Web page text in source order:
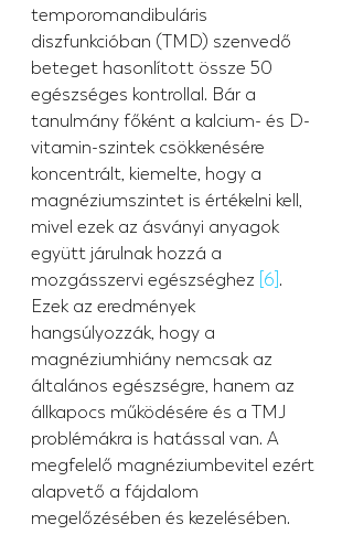
temporomandibuláris
diszfunkcióban (TMD) szenvedő
beteget hasonlított össze 50
egészséges kontrollal. Bár a
tanulmány főként a kalcium- és D-
vitamin-szintek csökkenésére
koncentrált, kiemelte, hogy a
magnéziumszintet is értékelni kell,
mivel ezek az ásványi anyagok
együtt járulnak hozzá a
mozgásszervi egészséghez [6] .
Ezek az eredmények
hangsúlyozzák, hogy a
magnéziumhiány nemcsak az
általános egészségre, hanem az
állkapocs működésére és a TMJ
problémákra is hatással van. A
megfelelő magnéziumbevitel ezért
alapvető a fájdalom
megelőzésében és kezelésében.